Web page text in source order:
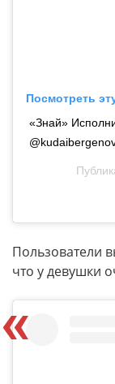
Посмотреть
«Знай»
Пользователи
что у девушки